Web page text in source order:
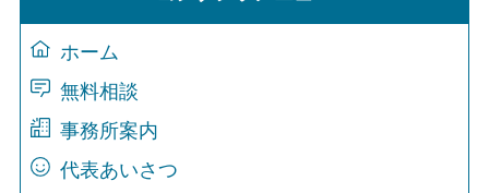
ホーム
無料相談
事務所案内
代表あいさつ